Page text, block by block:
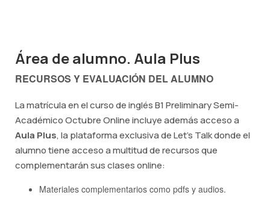
Área de alumno. Aula Plus
RECURSOS Y EVALUACIÓN DEL ALUMNO
La matrícula en el curso de inglés B1 Preliminary Semi-
Académico Octubre Online incluye además acceso a
Aula Plus, la plataforma exclusiva de Let's Talk donde el
alumno tiene acceso a multitud de recursos que
complementarán sus clases online:
Materiales complementarios como pdfs y audios.